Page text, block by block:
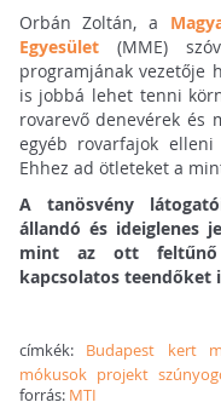
Orbán Zoltán, a
Egyesület(MME)
programjának vezetője
is jobbá lehet tenni
rovarevő denevérek és
egyéb rovarfajok
Ehhez ad ötleteket a
A tanösvény
állandó és ideiglenes
mint az ott feltűnő
kapcsolatos teendőket
címkék: Budapest kert
mókusok projekt
forrás: MTI